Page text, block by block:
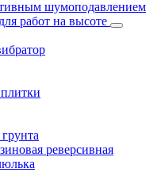
шумоподавлением
работ на высоте
реверсивная